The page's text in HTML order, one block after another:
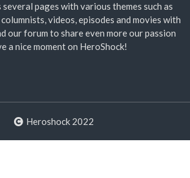
pages with various themes such as
videos, episodes and movies with
our forum to share even more our passion
a nice moment on HeroShock!
Heroshock 2022